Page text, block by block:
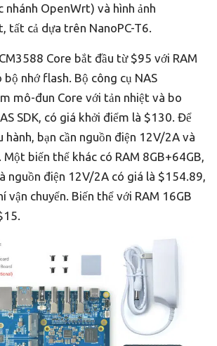
nhánh OpenWrt) và hình ảnh
tất cả dựa trên NanoPC-T6.
Core bắt đầu từ $95 với RAM
bộ nhớ flash. Bộ công cụ NAS
mô-đun Core với tản nhiệt và bo
SDK, có giá khởi điểm là $130. Để
hành, bạn cần nguồn điện 12V/2A và
biến thể khác có RAM 8GB+64GB,
nguồn điện 12V/2A có giá là $154.89,
vận chuyển. Biến thể với RAM 16GB